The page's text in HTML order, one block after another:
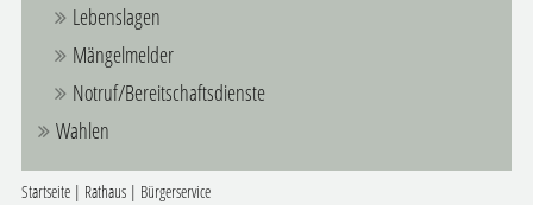
Lebenslagen
Mängelmelder
Notruf/Bereitschaftsdienste
Wahlen
Startseite| Rathaus| Bürgerservice